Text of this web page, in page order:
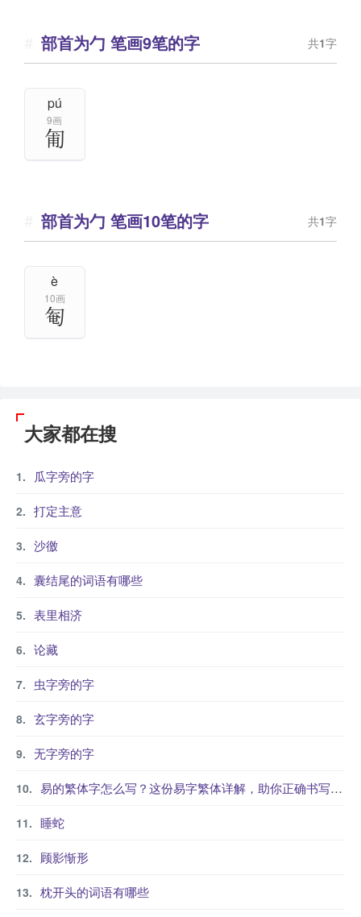
部首为勹 笔画9笔的字 共1字
pú
9画
匍
部首为勹 笔画10笔的字 共1字
è
10画
匎
大家都在搜
瓜字旁的字
打定主意
沙徼
囊结尾的词语有哪些
表里相济
论藏
虫字旁的字
玄字旁的字
无字旁的字
易的繁体字怎么写？这份易字繁体详解，助你正确书写汉字_汉字繁体学习
睡蛇
顾影惭形
枕开头的词语有哪些